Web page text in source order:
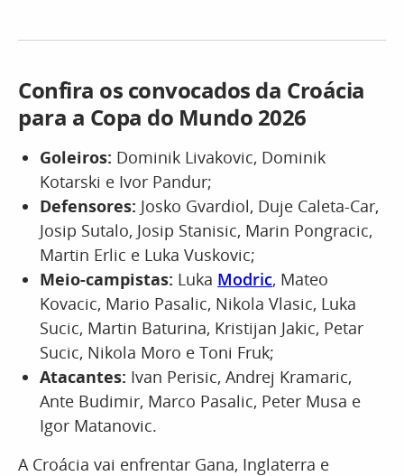
Confira os convocados da Croácia
para a Copa do Mundo 2026
Goleiros: Dominik Livakovic, Dominik
Kotarski e Ivor Pandur;
Defensores: Josko Gvardiol, Duje Caleta-Car,
Josip Sutalo, Josip Stanisic, Marin Pongracic,
Martin Erlic e Luka Vuskovic;
Meio-campistas: Luka Modric, Mateo
Kovacic, Mario Pasalic, Nikola Vlasic, Luka
Sucic, Martin Baturina, Kristijan Jakic, Petar
Sucic, Nikola Moro e Toni Fruk;
Atacantes: Ivan Perisic, Andrej Kramaric,
Ante Budimir, Marco Pasalic, Peter Musa e
Igor Matanovic.
A Croácia vai enfrentar Gana, Inglaterra e